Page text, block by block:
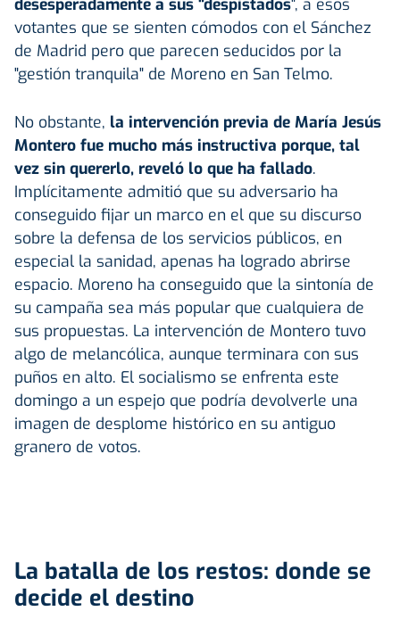
votantes que se sienten cómodos con el Sánchez
de Madrid pero que parecen seducidos por la
"gestión tranquila" de Moreno en San Telmo.
No obstante, la intervención previa de María Jesús
Montero fue mucho más instructiva porque, tal
vez sin quererlo, reveló lo que ha fallado.
Implícitamente admitió que su adversario ha
conseguido fijar un marco en el que su discurso
sobre la defensa de los servicios públicos, en
especial la sanidad, apenas ha logrado abrirse
espacio. Moreno ha conseguido que la sintonía de
su campaña sea más popular que cualquiera de
sus propuestas. La intervención de Montero tuvo
algo de melancólica, aunque terminara con sus
puños en alto. El socialismo se enfrenta este
domingo a un espejo que podría devolverle una
imagen de desplome histórico en su antiguo
granero de votos.
La batalla de los restos: donde se
decide el destino